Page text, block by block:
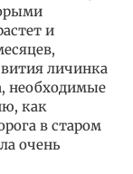
и
личинка
необходимые
как
в старом
очень